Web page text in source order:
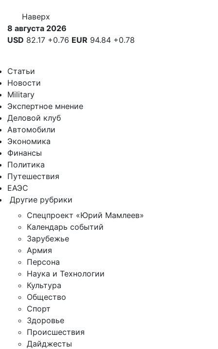
Наверх
8 августа 2026
USD 82.17 +0.76 EUR 94.84 +0.78
Статьи
Новости
Military
Экспертное мнение
Деловой клуб
Автомобили
Экономика
Финансы
Политика
Путешествия
ЕАЭС
Другие рубрики
Спецпроект «Юрий Мамлеев»
Календарь событий
Зарубежье
Армия
Персона
Наука и Технологии
Культура
Общество
Спорт
Здоровье
Происшествия
Дайджесты